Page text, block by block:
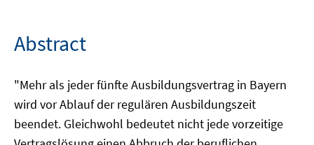
Abstract
"Mehr als jeder fünfte Ausbildungsvertrag in Bayern
wird vor Ablauf der regulären Ausbildungszeit
beendet. Gleichwohl bedeutet nicht jede vorzeitige